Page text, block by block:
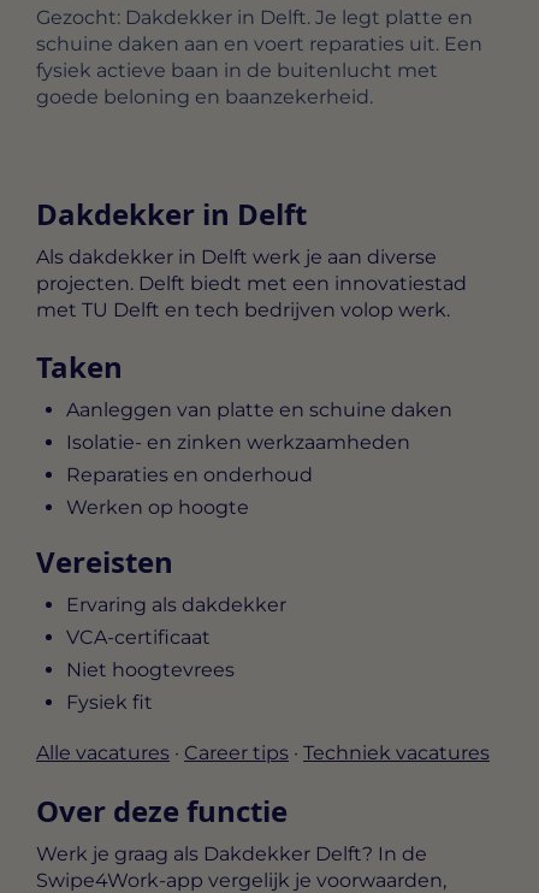
Gezocht: Dakdekker in Delft. Je legt platte en
schuine daken aan en voert reparaties uit. Een
fysiek actieve baan in de buitenlucht met
goede beloning en baanzekerheid.
Dakdekker in Delft
Als dakdekker in Delft werk je aan diverse
projecten. Delft biedt met een innovatiestad
met TU Delft en tech bedrijven volop werk.
Taken
Aanleggen van platte en schuine daken
Isolatie- en zinken werkzaamheden
Reparaties en onderhoud
Werken op hoogte
Vereisten
Ervaring als dakdekker
VCA-certificaat
Niet hoogtevrees
Fysiek fit
Alle vacatures · Career tips · Techniek vacatures
Over deze functie
Werk je graag als Dakdekker Delft? In de
Swipe4Work-app vergelijk je voorwaarden,